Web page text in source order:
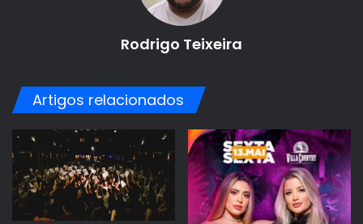
Rodrigo Teixeira
Artigos relacionados